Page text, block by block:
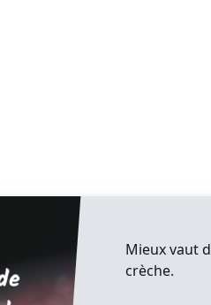
Mieux vaut
crèche.